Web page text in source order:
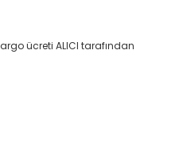
ücreti ALICI tarafından